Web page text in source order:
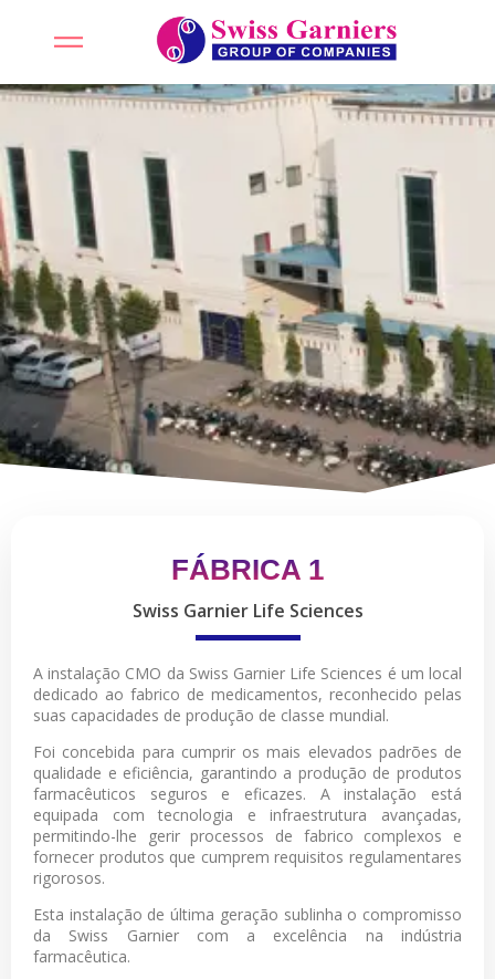
FÁBRICA 1
Swiss Garnier Life Sciences
A instalação CMO da Swiss Garnier Life Sciences é um local
dedicado ao fabrico de medicamentos, reconhecido pelas
suas capacidades de produção de classe mundial.
Foi concebida para cumprir os mais elevados padrões de
qualidade e eficiência, garantindo a produção de produtos
farmacêuticos seguros e eficazes. A instalação está
equipada com tecnologia e infraestrutura avançadas,
permitindo-lhe gerir processos de fabrico complexos e
fornecer produtos que cumprem requisitos regulamentares
rigorosos.
Esta instalação de última geração sublinha o compromisso
da Swiss Garnier com a excelência na indústria
farmacêutica.